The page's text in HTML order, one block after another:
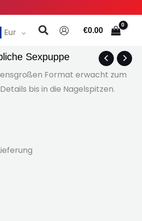
Eur Suchen €0.00
Sexpuppe
Format erwacht zum
bis in die Nagelspitzen.